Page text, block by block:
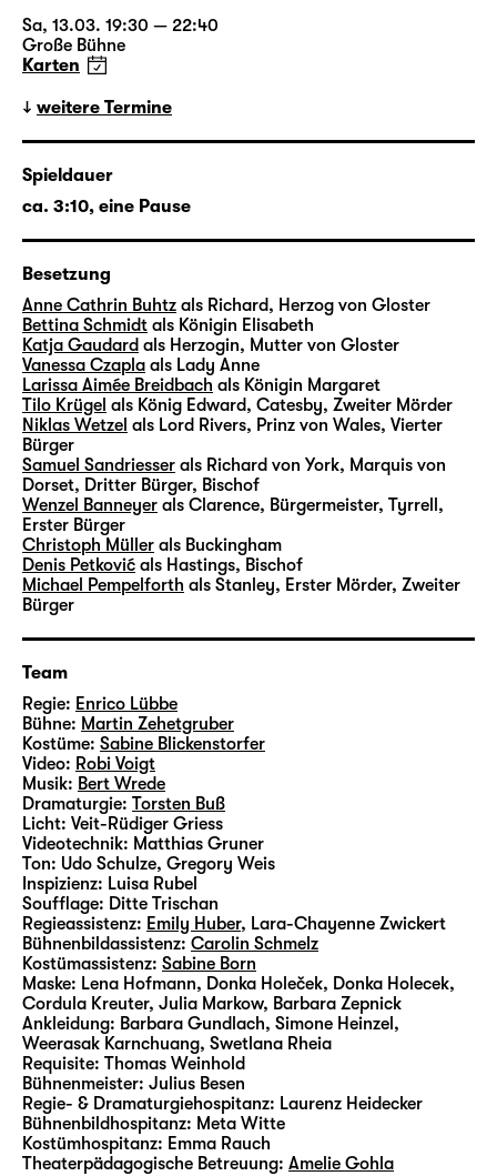
Zusammenarbeit u. a. mit Lorenzo Fioroni,
Corinna von Rad, Barbara David Brüesch
oder Jonas Knecht. Bert Wrede komponierte
zahlreiche Musiken u. a. für Filme von Detlev
Buck und Thomas Stuber oder Inszenierungen
von Michael Thalheimer und Mateja Koležnik.
In Leipzig wirkte er zuletzt mit bei der
Uraufführung der Theaterfassung von
Richard Yates’ „Zeiten des Aufruhrs“ in der
Regie von Enrico Lübbe.
„Richard III“ in 30 Sekunden
mit Chefdramaturg Torsten Buß
Vimeo aktivieren
Vimeo immer aktivieren
Sa, 13.03. 19:30 — 22:40
Große Bühne
Karten
weitere Termine
Spieldauer
ca. 3:10, eine Pause
Besetzung
Anne Cathrin Buhtz als Richard, Herzog von Gloster
Bettina Schmidt als Königin Elisabeth
Katja Gaudard als Herzogin, Mutter von Gloster
Vanessa Czapla als Lady Anne
Larissa Aimée Breidbach als Königin Margaret
Tilo Krügel als König Edward, Catesby, Zweiter Mörder
Niklas Wetzel als Lord Rivers, Prinz von Wales, Vierter
Bürger
Samuel Sandriesser als Richard von York, Marquis von
Dorset, Dritter Bürger, Bischof
Wenzel Banneyer als Clarence, Bürgermeister, Tyrrell,
Erster Bürger
Christoph Müller als Buckingham
Denis Petković als Hastings, Bischof
Michael Pempelforth als Stanley, Erster Mörder, Zweiter
Bürger
Team
Regie: Enrico Lübbe
Bühne: Martin Zehetgruber
Kostüme: Sabine Blickenstorfer
Video: Robi Voigt
Musik: Bert Wrede
Dramaturgie: Torsten Buß
Licht: Veit-Rüdiger Griess
Videotechnik: Matthias Gruner
Ton: Udo Schulze, Gregory Weis
Inspizienz: Luisa Rubel
Soufflage: Ditte Trischan
Regieassistenz: Emily Huber, Lara-Chayenne Zwickert
Bühnenbildassistenz: Carolin Schmelz
Kostümassistenz: Sabine Born
Maske: Lena Hofmann, Donka Holeček, Donka Holecek,
Cordula Kreuter, Julia Markow, Barbara Zepnick
Ankleidung: Barbara Gundlach, Simone Heinzel,
Weerasak Karnchuang, Swetlana Rheia
Requisite: Thomas Weinhold
Bühnenmeister: Julius Besen
Regie- & Dramaturgiehospitanz: Laurenz Heidecker
Bühnenbildhospitanz: Meta Witte
Kostümhospitanz: Emma Rauch
Theaterpädagogische Betreuung: Amelie Gohla